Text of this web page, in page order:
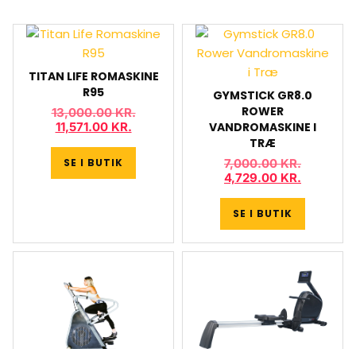
TITAN LIFE ROMASKINE
R95
13,000.00KR.
11,571.00 KR.
SE I BUTIK
GYMSTICK GR8.0
ROWER
VANDROMASKINE I
TRÆ
7,000.00KR.
4,729.00 KR.
SE I BUTIK